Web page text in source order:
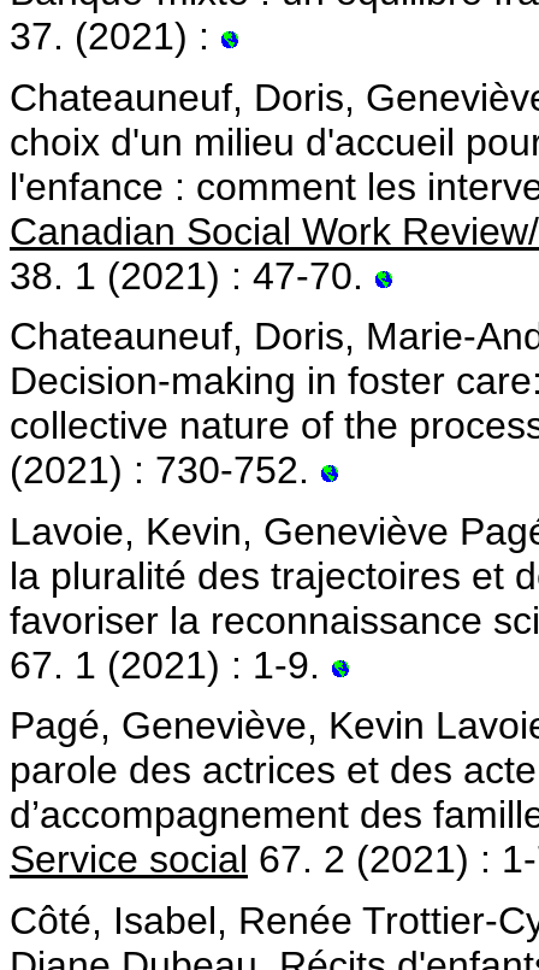
37. (2021) :
Chateauneuf, Doris,
choix d'un milieu d'accueil
l'enfance : comment les
Canadian Social Work
38. 1 (2021) : 47-70.
Chateauneuf, Doris, Marie-
Decision-making in foster
collective nature of the
(2021) : 730-752.
Lavoie, Kevin, Geneviève
la pluralité des trajectoires et
favoriser la reconnaissance
67. 1 (2021) : 1-9.
Pagé, Geneviève, Kevin
parole des actrices et des
d’accompagnement des
Service social 67. 2 (2021) :
Côté, Isabel, Renée Trottier-